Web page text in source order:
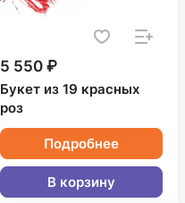
5 550 ₽
Букет из 19 красных
роз
Подробнее
В корзину